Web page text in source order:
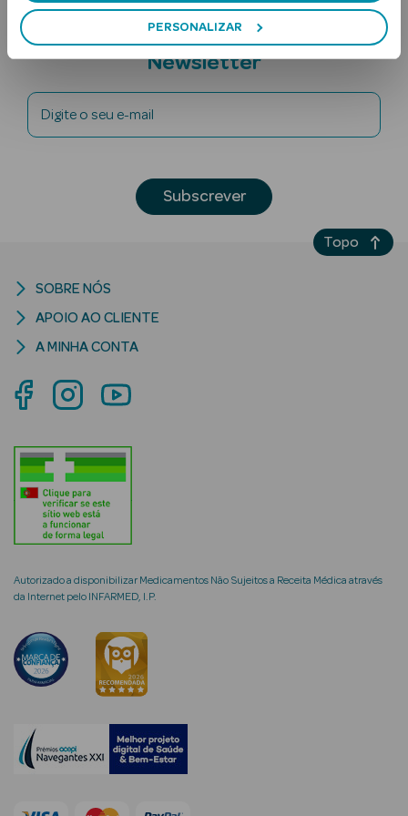
PERSONALIZAR
Rosto
Lábios
Solares Bebé e
Criança
Rosto e
Ver Tudo
Cosmética
Hidratantes
Séruns Faciais
Creme de Olhos
Subscreva a
Newsletter
Digite o seu e-mail
Subscrever
Autorizado a disponibilizar Medicamentos Não Sujeitos a Receita Médica através
da Internet pelo INFARMED, I.P.
SOBRE NÓS
APOIO AO CLIENTE
A MINHA CONTA
Topo